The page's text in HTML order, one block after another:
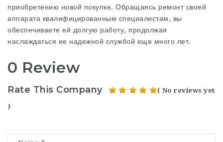
приобретению новой покупке. Обращаясь ремонт своей
аппарата квалифицированным специалистам, вы
обеспечиваете ей долгую работу, продолжая
наслаждаться ее надежной службой еще много лет.
0 Review
Rate This Company ( No reviews yet
)